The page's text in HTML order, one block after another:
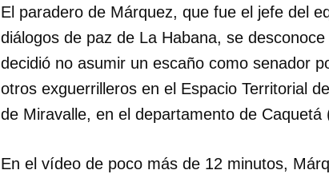
El paradero de Márquez, que fue el jefe del
diálogos de paz de La Habana, se
decidió no asumir un escaño como senador
otros exguerrilleros en el Espacio Territorial
de Miravalle, en el departamento de Caquetá
En el vídeo de poco más de 12 minutos,